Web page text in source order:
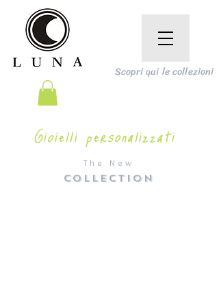
The New
COLLECTION
Scopri qui le collezioni
Gioielli personalizzati